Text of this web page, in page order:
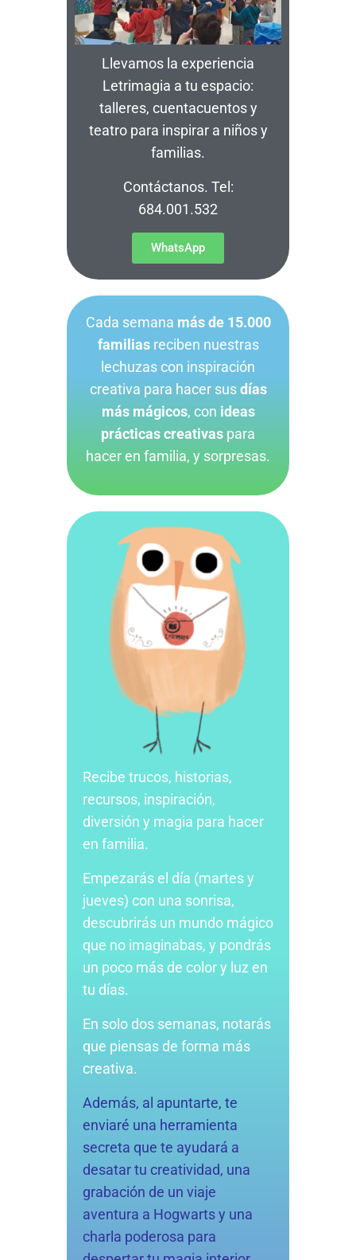
Llevamos la experiencia
Letrimagia a tu espacio:
talleres, cuentacuentos y
teatro para inspirar a niños y
familias.
Contáctanos. Tel:
684.001.532
WhatsApp
Cada semana más de 15.000
familiasreciben nuestras
lechuzas con inspiración
creativa para hacer susdías
más mágicos, con ideas
prácticas creativas para
hacer en familia, y sorpresas.
Recibe trucos, historias,
recursos, inspiración,
diversión y magia para hacer
en familia.
Empezarás el día (martes y
jueves) con una sonrisa,
descubrirás un mundo mágico
que no imaginabas, y pondrás
un poco más de color y luz en
tu días.
En solo dos semanas, notarás
que piensas de forma más
creativa.
Además, al apuntarte, te
enviaré una herramienta
secreta que te ayudará a
desatar tu creatividad, una
grabación de un viaje
aventura a Hogwarts y una
charla poderosa para